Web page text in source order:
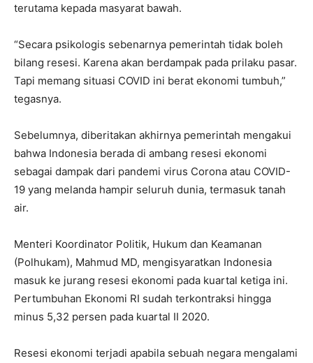
terutama kepada masyarat bawah.
“Secara psikologis sebenarnya pemerintah tidak boleh
bilang resesi. Karena akan berdampak pada prilaku pasar.
Tapi memang situasi COVID ini berat ekonomi tumbuh,”
tegasnya.
Sebelumnya, diberitakan akhirnya pemerintah mengakui
bahwa Indonesia berada di ambang resesi ekonomi
sebagai dampak dari pandemi virus Corona atau COVID-
19 yang melanda hampir seluruh dunia, termasuk tanah
air.
Menteri Koordinator Politik, Hukum dan Keamanan
(Polhukam), Mahmud MD, mengisyaratkan Indonesia
masuk ke jurang resesi ekonomi pada kuartal ketiga ini.
Pertumbuhan Ekonomi RI sudah terkontraksi hingga
minus 5,32 persen pada kuartal II 2020.
Resesi ekonomi terjadi apabila sebuah negara mengalami